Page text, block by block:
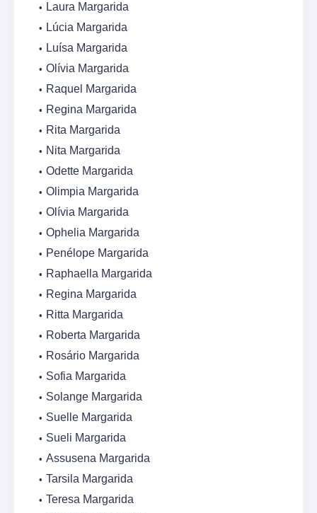
Laura Margarida
Lúcia Margarida
Luísa Margarida
Olívia Margarida
Raquel Margarida
Regina Margarida
Rita Margarida
Nita Margarida
Odette Margarida
Olimpia Margarida
Olívia Margarida
Ophelia Margarida
Penélope Margarida
Raphaella Margarida
Regina Margarida
Ritta Margarida
Roberta Margarida
Rosário Margarida
Sofia Margarida
Solange Margarida
Suelle Margarida
Sueli Margarida
Assusena Margarida
Tarsila Margarida
Teresa Margarida